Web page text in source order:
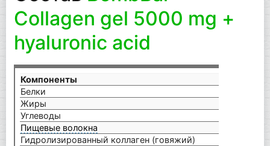
Collagen gel 5000 mg +
hyaluronic acid
Компоненты
Белки
Жиры
Углеводы
Пищевые волокна
Гидролизированный коллаген (говяжий)